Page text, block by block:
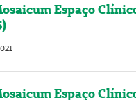
Espaço
Espaço